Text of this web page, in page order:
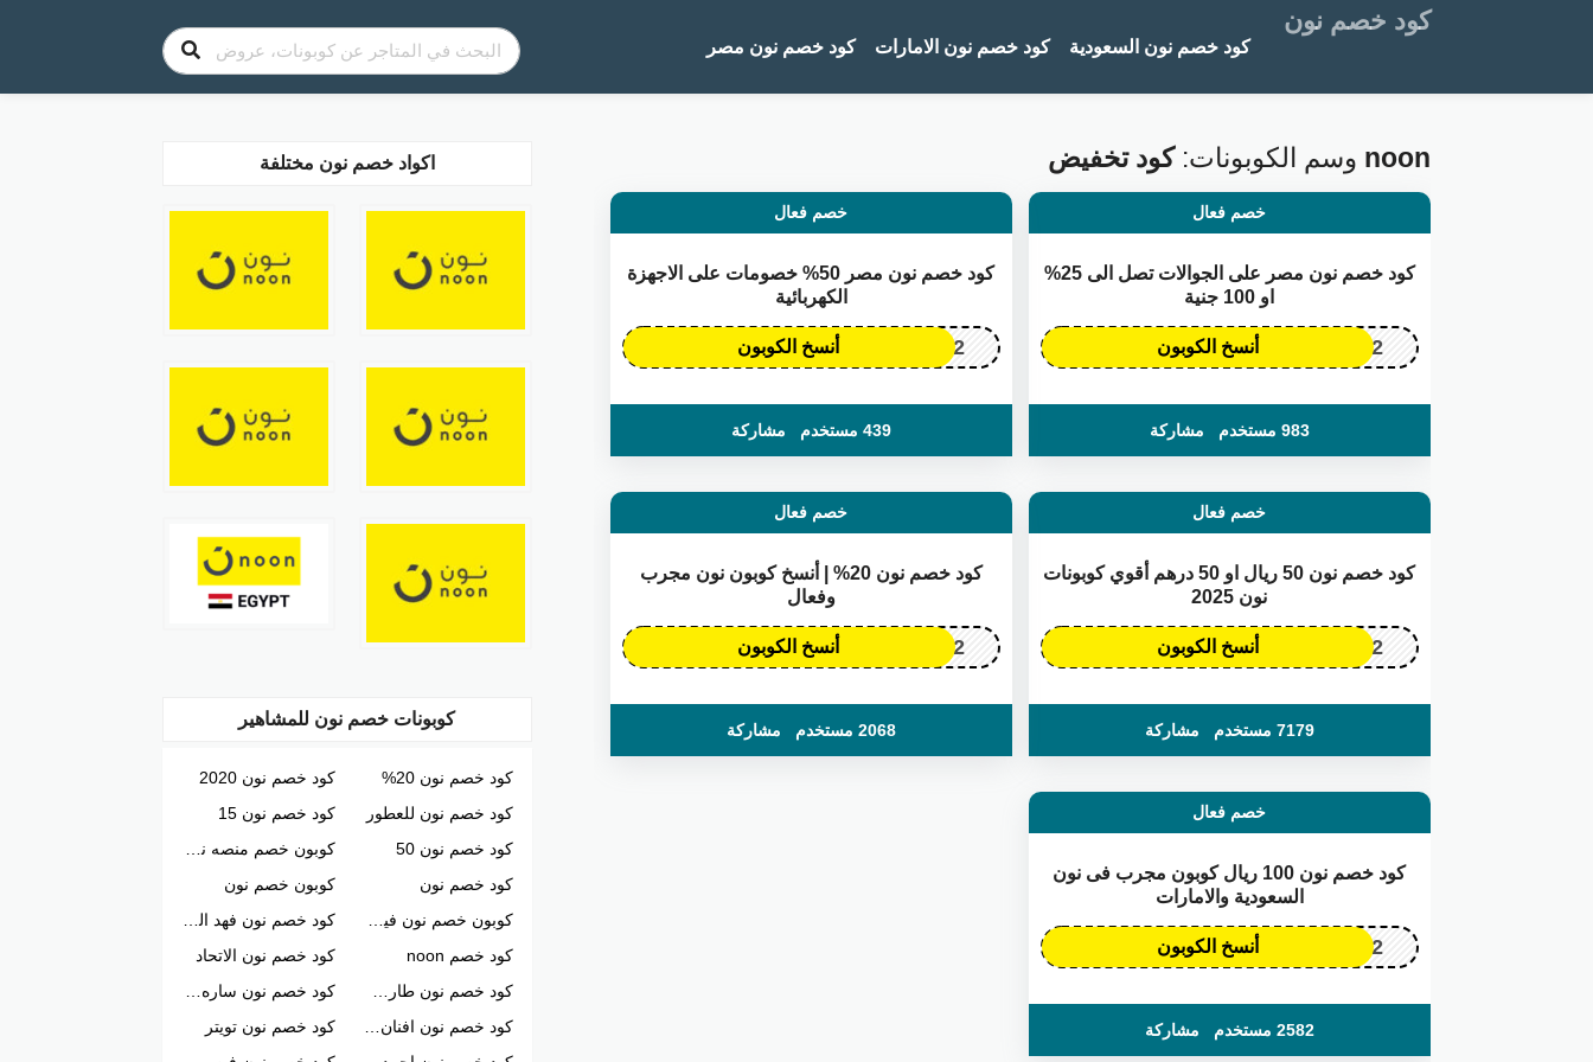
كود خصم نون
كود خصم نون السعودية كود خصم نون الامارات كود خصم نون مصر
وسم الكوبونات: كود تخفيض noon
خصم فعال
كود خصم نون مصر على الجوالات تصل الى 25%
او 100 جنية
OP172 أنسخ الكوبون
983 مستخدم مشاركة
خصم فعال
كود خصم نون مصر 50% خصومات على الاجهزة
الكهربائية
OP172 أنسخ الكوبون
439 مستخدم مشاركة
خصم فعال
كود خصم نون 50 ريال او 50 درهم أقوي كوبونات
نون 2025
OP172 أنسخ الكوبون
7179 مستخدم مشاركة
خصم فعال
كود خصم نون 20% | أنسخ كوبون نون مجرب
وفعال
OP172 أنسخ الكوبون
2068 مستخدم مشاركة
خصم فعال
كود خصم نون 100 ريال كوبون مجرب فى نون
السعودية والامارات
OP172 أنسخ الكوبون
2582 مستخدم مشاركة
اكواد خصم نون مختلفة
كوبونات خصم نون للمشاهير
كود خصم نون 20%
كود خصم نون 2020
كود خصم نون للعطور
كود خصم نون 15
كود خصم نون 50
كود خصم نون
كوبون خصم نون
كود خصم noon
كود خصم نون الاتحاد
كود خصم نون تويتر